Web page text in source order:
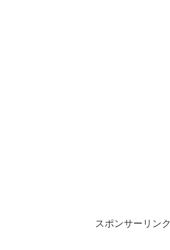
スポンサーリンク